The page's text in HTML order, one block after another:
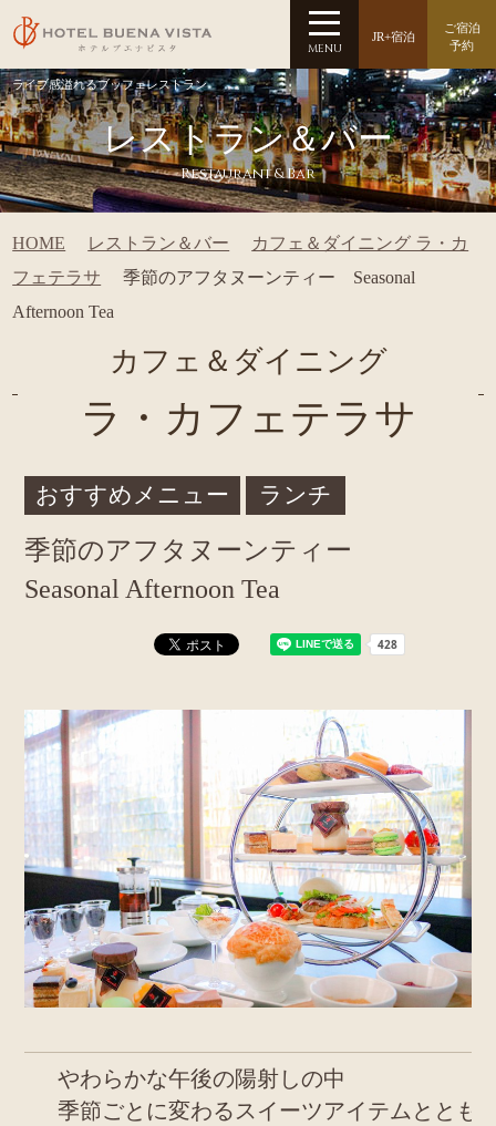
ライブ感溢れるブッフェレストラン
レストラン＆バー
Restaurant & Bar
HOME レストラン＆バー
カフェ＆ダイニング ラ・カ
フェテラサ
季節のアフタヌーンティー Seasonal
Afternoon Tea
カフェ＆ダイニング
ラ・カフェテラサ
おすすめメニュー ランチ
季節のアフタヌーンティー
Seasonal Afternoon Tea
やわらかな午後の陽射しの中
季節ごとに変わるスイーツアイテムととも
MENU
JR+宿泊
ご宿泊
予約